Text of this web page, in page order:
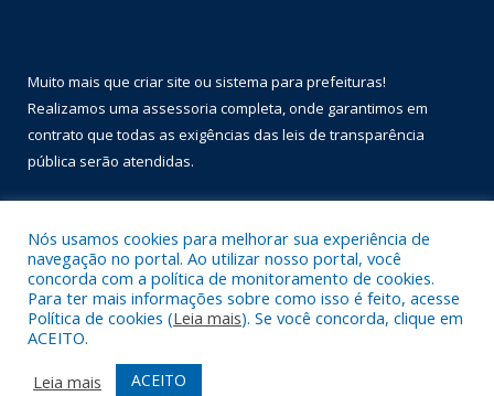
Muito mais que criar site ou sistema para prefeituras!
Realizamos uma assessoria completa, onde garantimos em
contrato que todas as exigências das leis de transparência
pública serão atendidas.
Todos os direitos reservados a Prefeitura Municipal de Óbidos.
Mapa do Site
Acessar Área Administrativa
Nós usamos cookies para melhorar sua experiência de
navegação no portal. Ao utilizar nosso portal, você
concorda com a política de monitoramento de cookies.
Para ter mais informações sobre como isso é feito, acesse
Política de cookies (Leia mais). Se você concorda, clique em
ACEITO.
Leia mais
ACEITO